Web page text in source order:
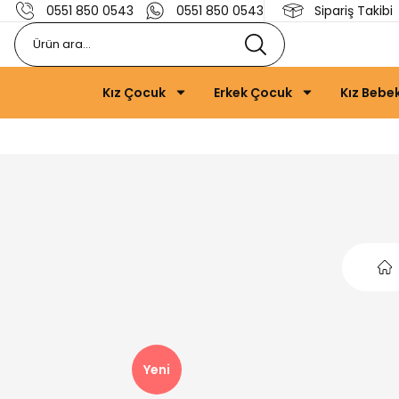
0551 850 0543 0551 850 0543 Sipariş Takibi
Kız Çocuk Erkek Çocuk Kız
Yeni